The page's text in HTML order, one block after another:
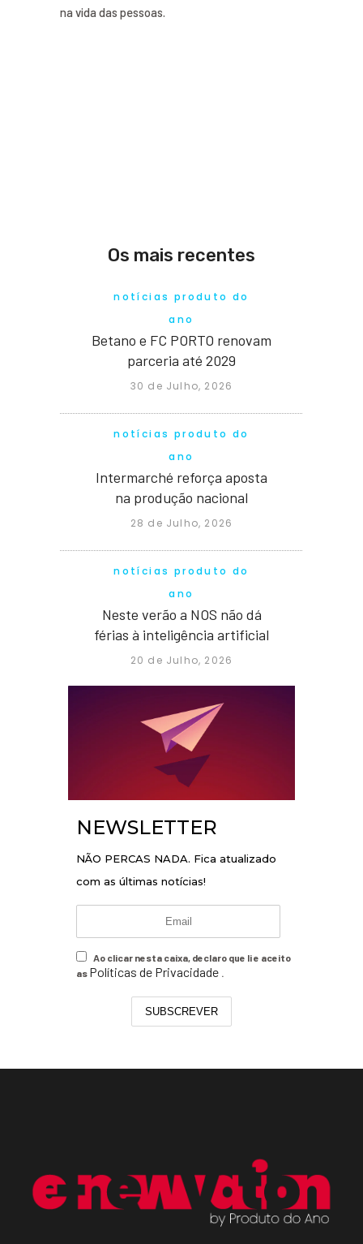
na vida das pessoas.
Os mais recentes
notícias produto do
ano
Betano e FC PORTO renovam
parceria até 2029
30 de Julho, 2026
notícias produto do
ano
Intermarché reforça aposta
na produção nacional
28 de Julho, 2026
notícias produto do
ano
Neste verão a NOS não dá
férias à inteligência artificial
20 de Julho, 2026
NEWSLETTER
NÃO PERCAS NADA. Fica atualizado
com as últimas notícias!
Ao clicar nesta caixa, declaro que li e aceito
as Políticas de Privacidade
SUBSCREVER